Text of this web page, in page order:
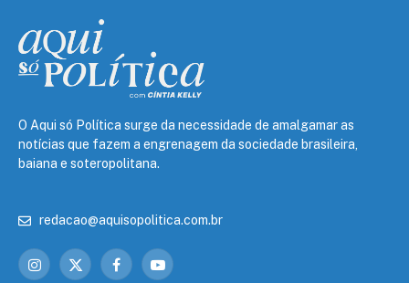
O Aqui só Política surge da necessidade de amalgamar as
notícias que fazem a engrenagem da sociedade brasileira,
baiana e soteropolitana.
redacao@aquisopolitica.com.br
Instagram
X FacebookYouTube